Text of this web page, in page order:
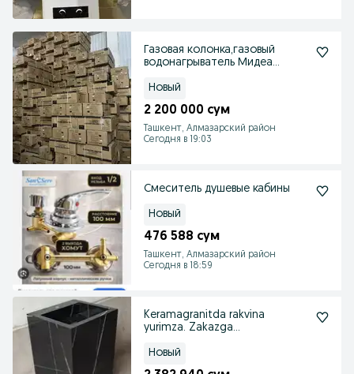
Газовая колонка,газовый
водонагрыватель Мидеа
Новый
2 200 000 сум
Ташкент, Алмазарский район
Сегодня в 19:03
Смеситель душевые кабины
Новый
476 588 сум
Ташкент, Алмазарский район
Сегодня в 18:59
Keramagranitda rakvina
yurimza. Zakazga...
Новый